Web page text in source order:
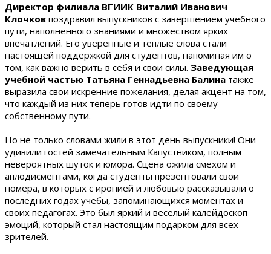
Директор филиала ВГИИК Виталий Иванович
Клочков поздравил выпускников с завершением учебного
пути, наполненного знаниями и множеством ярких
впечатлений. Его уверенные и тёплые слова стали
настоящей поддержкой для студентов, напоминая им о
том, как важно верить в себя и свои силы. Заведующая
учебной частью Татьяна Геннадьевна Балина также
выразила свои искренние пожелания, делая акцент на том,
что каждый из них теперь готов идти по своему
собственному пути.
Но не только словами жили в этот день выпускники! Они
удивили гостей замечательным Капустником, полным
невероятных шуток и юмора. Сцена ожила смехом и
аплодисментами, когда студенты презентовали свои
номера, в которых с иронией и любовью рассказывали о
последних годах учёбы, запоминающихся моментах и
своих педагогах. Это был яркий и весёлый калейдоскоп
эмоций, который стал настоящим подарком для всех
зрителей.